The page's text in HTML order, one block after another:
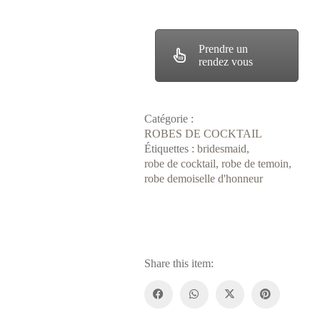
Prendre un
rendez vous
Catégorie :
ROBES DE COCKTAIL
Étiquettes : bridesmaid,
robe de cocktail, robe de temoin,
robe demoiselle d'honneur
Share this item: